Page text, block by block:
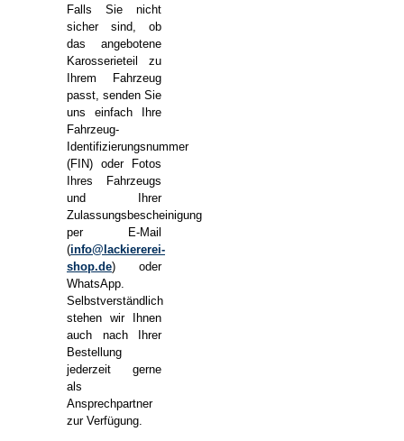
Falls Sie nicht
sicher sind, ob
das angebotene
Karosserieteil zu
Ihrem Fahrzeug
passt, senden Sie
uns einfach Ihre
Fahrzeug-
Identifizierungsnummer
(FIN) oder Fotos
Ihres Fahrzeugs
und Ihrer
Zulassungsbescheinigung
per E-Mail
(info@lackiererei-
shop.de) oder
WhatsApp.
Selbstverständlich
stehen wir Ihnen
auch nach Ihrer
Bestellung
jederzeit gerne
als
Ansprechpartner
zur Verfügung.